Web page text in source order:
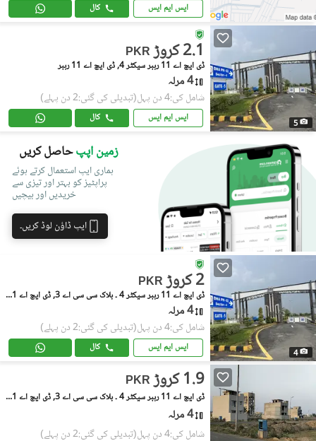
ایس ایم ایس کال
5
PKR 2.1 کروڑ
ڈی ایچ اے 11 رہبر سیکٹر 4, ڈی ایچ اے 11 رہبر
4 مرلہ
شامل کی:4 دن پہل (تبدیلی کی گئی:2 دن پہلے)
ایس ایم ایس کال
زمین اپپحاصل کریں
ہماری ایپ استعمال کرتے ہوئے
پراپٹیز کو بہتر اور تیزی سے
خریدیں اور بیچیں
ایپ ڈاؤن لوڈ کریں۔
4
PKR 2 کروڑ
ڈی ایچ اے 11 رہبر سیکٹر 4 ۔ بلاک سی سی اے 3, ڈی ایچ اے 11 رہبر سیکٹر 4
4 مرلہ
شامل کی:4 دن پہل (تبدیلی کی گئی:2 دن پہلے)
ایس ایم ایس کال
PKR 1.9 کروڑ
ڈی ایچ اے 11 رہبر سیکٹر 4 ۔ بلاک سی سی اے 3, ڈی ایچ اے 11 رہبر سیکٹر 4
4 مرلہ
شامل کی:4 دن پہل (تبدیلی کی گئی:2 دن پہلے)